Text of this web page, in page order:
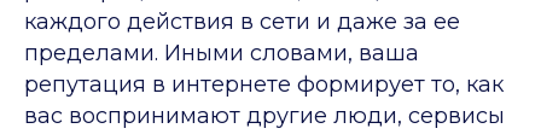
каждого действия в сети и даже за ее
пределами. Иными словами, ваша
репутация в интернете формирует то, как
вас воспринимают другие люди, сервисы